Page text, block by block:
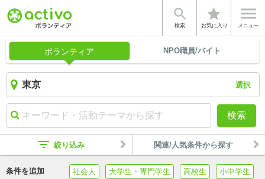

検索
star
お気に入り

メニュー
ボランティア NPO職員/バイト
選択
検索
filter_list 絞り込み 関連/人気条件から探す
条件を追加 社会人 大学生・専門学生 高校生 小中学生